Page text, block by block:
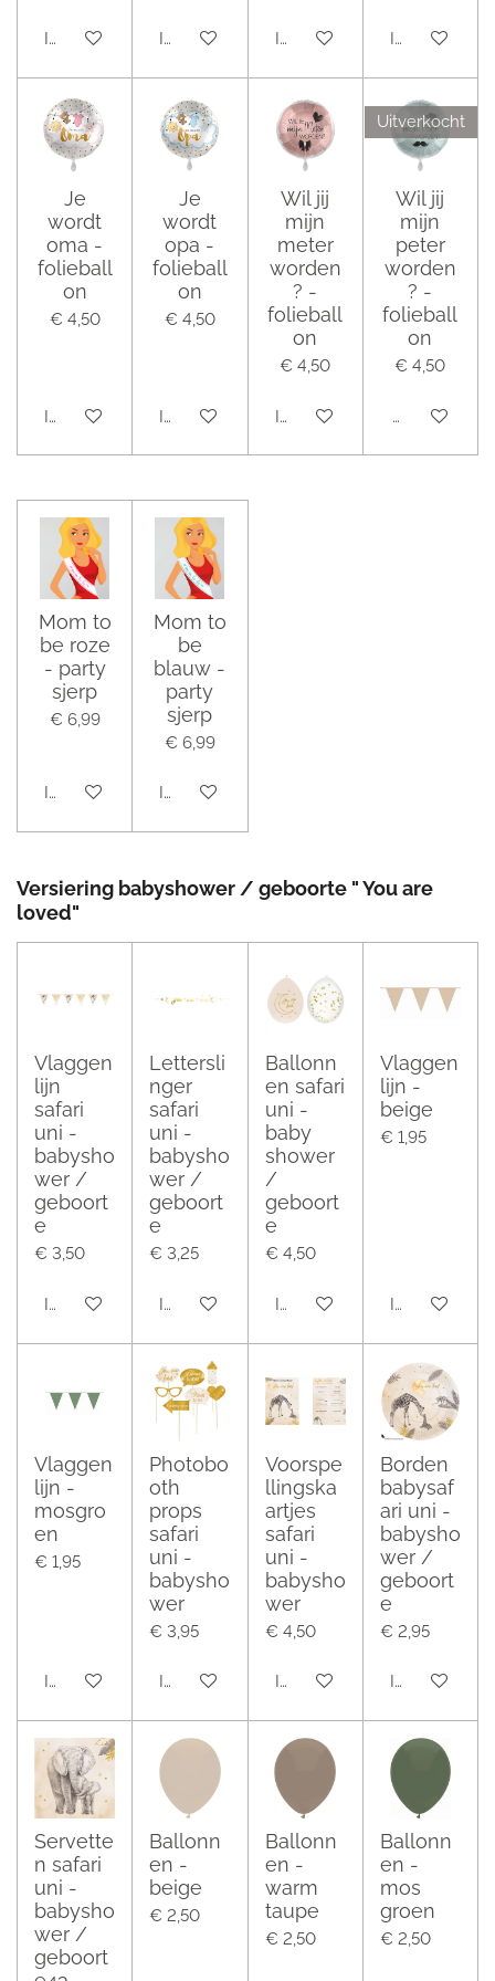
In winkelwagenIn winkelwagenIn winkelwagenIn
Je
wordt
oma -
folieball
on
€ 4,50
In winkelwagen
Je
wordt
opa -
folieball
on
€ 4,50
In winkelwagen
Wil jij
mijn
meter
worden
? -
folieball
on
€ 4,50
In winkelwagen
Uitverkocht
Wil jij
mijn
peter
worden
? -
folieball
on
€ 4,50
Houd mij op
Mom to
be roze
- party
sjerp
€ 6,99
In winkelwagen
Mom to
be
blauw -
party
sjerp
€ 6,99
In winkelwagen
Versiering babyshower / geboorte " You are
loved"
Vlaggen
lijn
safari
uni -
babysho
wer /
geboort
e
€ 3,50
In winkelwagen
Lettersli
nger
safari
uni -
babysho
wer /
geboort
e
€ 3,25
In winkelwagen
Ballonn
en safari
uni -
baby
shower
/
geboort
e
€ 4,50
In winkelwagen
Vlaggen
lijn -
beige
€ 1,95
In
Vlaggen
lijn -
mosgro
en
€ 1,95
In winkelwagen
Photobo
oth
props
safari
uni -
babysho
wer
€ 3,95
In winkelwagen
Voorspe
llingska
artjes
safari
uni -
babysho
wer
€ 4,50
In winkelwagen
Borden
babysaf
ari uni -
babysho
wer /
geboort
e
€ 2,95
In
Servette
n safari
uni -
babysho
wer /
geboort
Ballonn
en -
beige
€ 2,50
Ballonn
en -
warm
taupe
€ 2,50
Ballonn
en -
mos
groen
€ 2,50